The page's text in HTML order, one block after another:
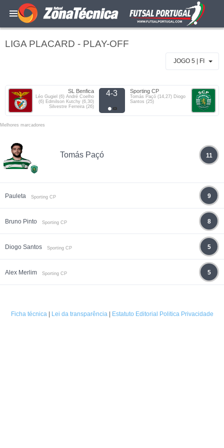
LIGA PLACARD - PLAY-OFF
JOGO 5 | FI
SL Benfica
Léo Gugiel (6) André Coelho
(6) Edmilson Kutchy (6,30)
Silvestre Ferreira (26)
4-3 Sporting CP
Tomás Paçó (14,27) Diogo
Santos (25)
Melhores marcadores
Tomás Paçó 11
Pauleta Sporting CP 9
Bruno Pinto Sporting CP 8
Diogo Santos Sporting CP 5
Alex Merlim Sporting CP 5
Ficha técnica| Lei da transparência| Estatuto Editorial Politica Privacidade